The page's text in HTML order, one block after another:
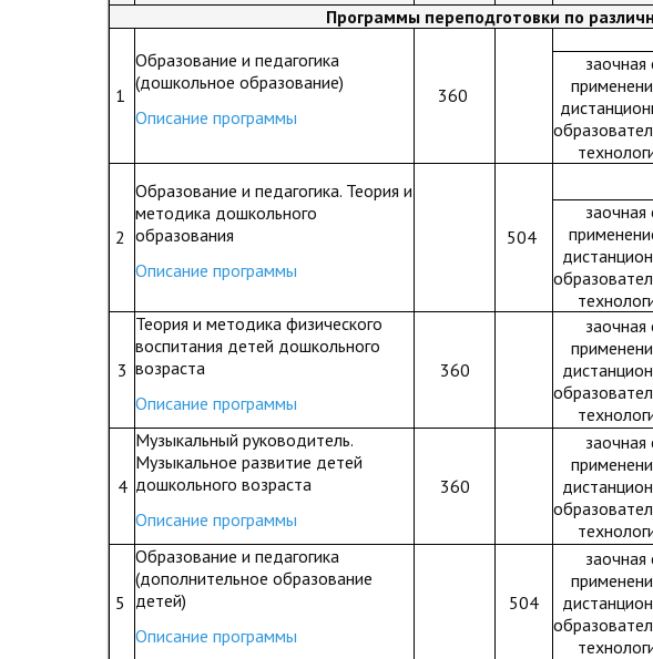
Программы переподготовки по
1
Образование и педагогика
(дошкольное образование)
Описание программы
360
заочная
2
Образование и педагогика. Теория и
методика дошкольного
образования
Описание программы
504
заочная
3
Теория и методика физического
воспитания детей дошкольного
возраста
Описание программы
360
заочная
4
Музыкальный руководитель.
Музыкальное развитие детей
дошкольного возраста
Описание программы
360
заочная
5
Образование и педагогика
(дополнительное образование
детей)
Описание программы
504
заочная